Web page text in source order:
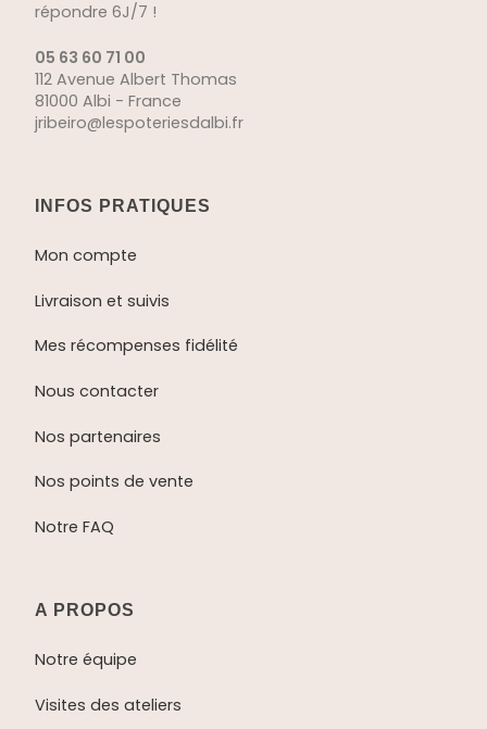
répondre 6J/7 !
05 63 60 71 00
112 Avenue Albert Thomas
81000 Albi - France
jribeiro@lespoteriesdalbi.fr
INFOS PRATIQUES
Mon compte
Livraison et suivis
Mes récompenses fidélité
Nous contacter
Nos partenaires
Nos points de vente
Notre FAQ
A PROPOS
Notre équipe
Visites des ateliers